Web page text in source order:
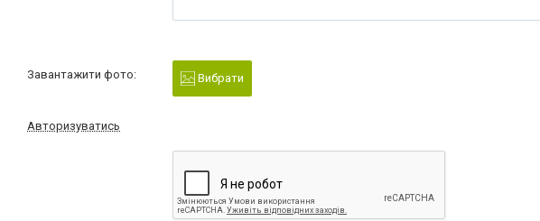
Завантажити фото: Вибрати
Авторизуватись